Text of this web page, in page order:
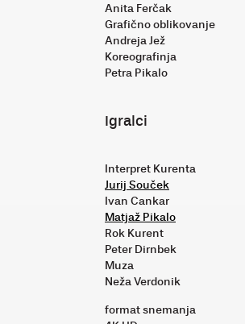
Anita Ferčak
Grafično oblikovanje
Andreja Jež
Koreografinja
Petra Pikalo
Igralci
Interpret Kurenta
Jurij Souček
Ivan Cankar
Matjaž Pikalo
Rok Kurent
Peter Dirnbek
Muza
Neža Verdonik
format snemanja